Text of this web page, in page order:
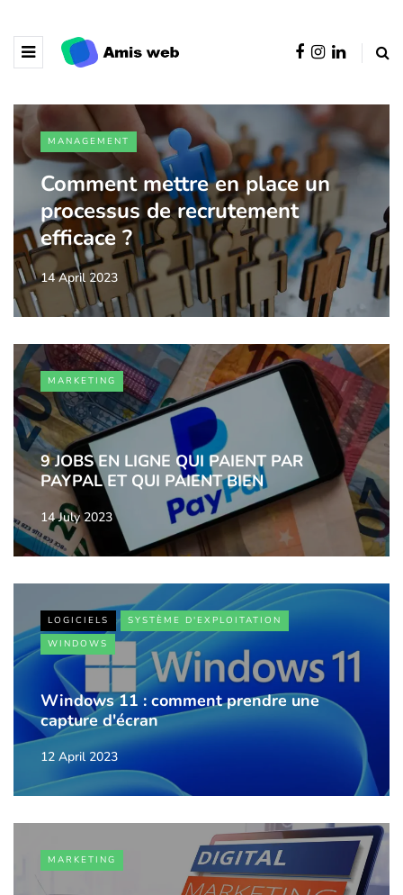
MANAGEMENT
Comment mettre en place un
processus de recrutement
efficace ?
14 April 2023
MARKETING
9 JOBS EN LIGNE QUI PAIENT PAR
PAYPAL ET QUI PAIENT BIEN
14 July 2023
LOGICIELS
SYSTÈME D'EXPLOITATION
WINDOWS
Windows 11 : comment prendre une
capture d'écran
12 April 2023
MARKETING